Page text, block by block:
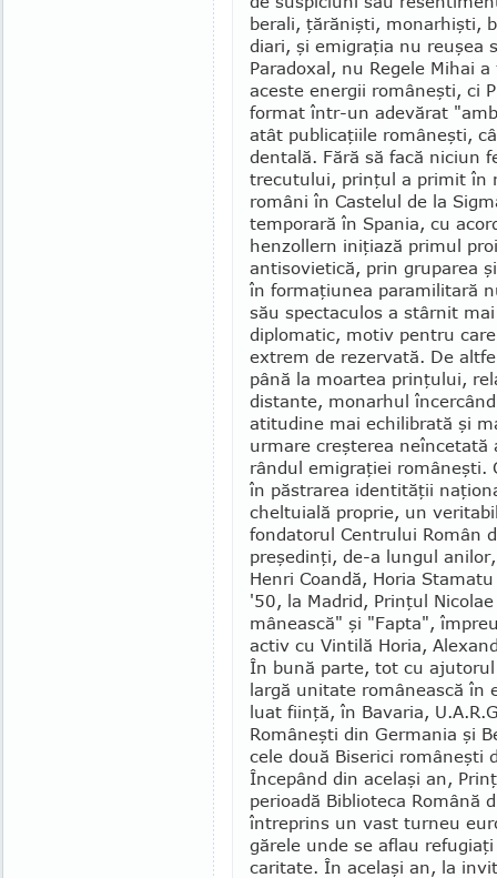
be­­rali, ţărănişti, monar­hişti,
diari, şi emigraţia nu reu­şea
Parado­xal, nu Regele Mihai
aceste energii ro­mâneşti, ci
format în­tr-un ade­vă­rat
atât publica­ţiile româ­neşti,
dentală. Fără să facă niciun
trecutu­lui, prinţul a primit în
români în Castelul de la
temporară în Spania, cu
hen­zollern iniţia­ză primul
antisovietică, prin gruparea
în formaţiunea para­militară
său spec­taculos a stârnit
diplomatic, motiv pen­tru
extrem de re­zervată. De
până la moartea prin­ţului,
dis­tante, monarhul
atitu­dine mai echilibrată şi
urmare creşterea
rândul emigraţiei româneşti.
în păstrarea identi­tăţii
chel­tuia­lă proprie, un
fondatorul Centru­lui Român
preşedinţi, de-a lungul
Henri Coandă, Horia
'50, la Ma­drid, Prinţul
mânească" şi "Fapta",
activ cu Vin­tilă Horia,
În bună parte, tot cu
largă uni­tate românească în
luat fiinţă, în Ba­varia,
Româ­neşti din Germania şi
cele două Biserici româ­neşti
Începând din acelaşi an,
perioadă Biblioteca Română
întreprins un vast turneu
gă­rele unde se aflau
caritate. În ace­laşi an, la